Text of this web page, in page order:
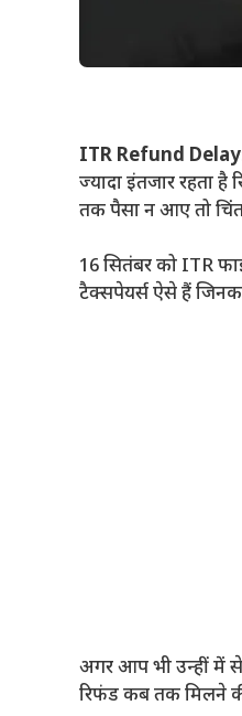
ITR Refund Delay
ज्यादा इंतजार रहता
तक पैसा न आए तो
16 सितंबर को ITR
टैक्सपेयर्स ऐसे हैं
अगर आप भी उन्हीं में
रिफंड कब तक मिलने